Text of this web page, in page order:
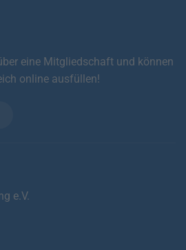
eine Mitgliedschaft und können
online ausfüllen!
e.V.